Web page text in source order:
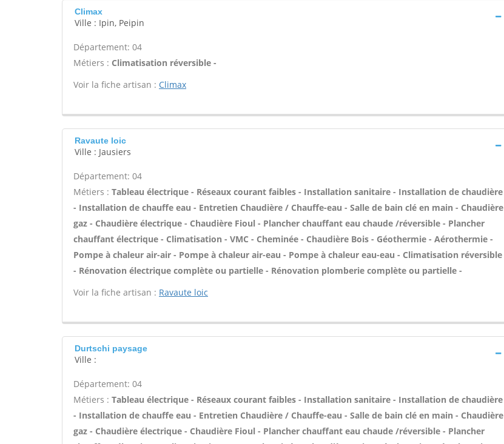
Climax
Ville : Ipin, Peipin
Département: 04
Métiers : Climatisation réversible -
Voir la fiche artisan : Climax
Ravaute loic
Ville : Jausiers
Département: 04
Métiers : Tableau électrique - Réseaux courant faibles - Installation sanitaire - Installation de chaudière
- Installation de chauffe eau - Entretien Chaudière / Chauffe-eau - Salle de bain clé en main - Chaudière
gaz - Chaudière électrique - Chaudière Fioul - Plancher chauffant eau chaude /réversible - Plancher
chauffant électrique - Climatisation - VMC - Cheminée - Chaudière Bois - Géothermie - Aérothermie -
Pompe à chaleur air-air - Pompe à chaleur air-eau - Pompe à chaleur eau-eau - Climatisation réversible
- Rénovation électrique complète ou partielle - Rénovation plomberie complète ou partielle -
Voir la fiche artisan : Ravaute loic
Durtschi paysage
Ville :
Département: 04
Métiers : Tableau électrique - Réseaux courant faibles - Installation sanitaire - Installation de chaudière
- Installation de chauffe eau - Entretien Chaudière / Chauffe-eau - Salle de bain clé en main - Chaudière
gaz - Chaudière électrique - Chaudière Fioul - Plancher chauffant eau chaude /réversible - Plancher